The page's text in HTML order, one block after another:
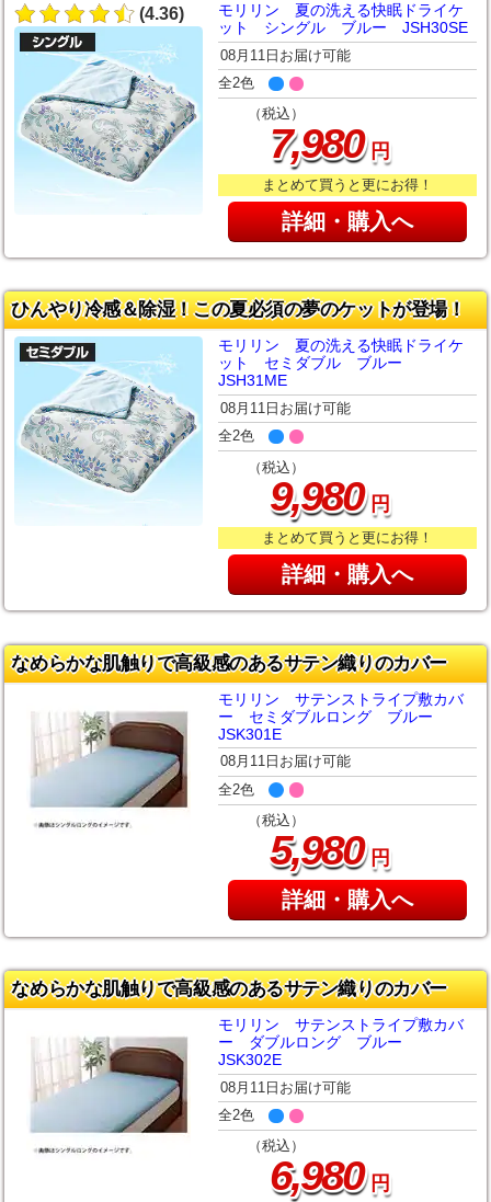
(4.36)
モリリン 夏の洗える快眠ドライケ
ット シングル ブルー JSH30SE
08月11日お届け可能
全2色
（税込）
7,980円
まとめて買うと更にお得！
詳細・購入へ
ひんやり冷感＆除湿！この夏必須の夢のケットが登場！
モリリン 夏の洗える快眠ドライケ
ット セミダブル ブルー
JSH31ME
08月11日お届け可能
全2色
（税込）
9,980円
まとめて買うと更にお得！
詳細・購入へ
なめらかな肌触りで高級感のあるサテン織りのカバー
モリリン サテンストライプ敷カバ
ー セミダブルロング ブルー
JSK301E
08月11日お届け可能
全2色
（税込）
5,980円
詳細・購入へ
なめらかな肌触りで高級感のあるサテン織りのカバー
モリリン サテンストライプ敷カバ
ー ダブルロング ブルー
JSK302E
08月11日お届け可能
全2色
（税込）
6,980円